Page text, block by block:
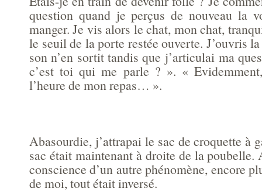
question quand je perçus de nouveau la
manger. Je vis alors le chat, mon chat,
le seuil de la porte restée ouverte. J’ouvris
son n’en sortit tandis que j’articulai ma
c’est toi qui me parle ? ». «
l’heure de mon repas… ».
Abasourdie, j’attrapai le sac de croquette à
sac était maintenant à droite de la
conscience d’un autre phénomène, encore
de moi, tout était inversé.